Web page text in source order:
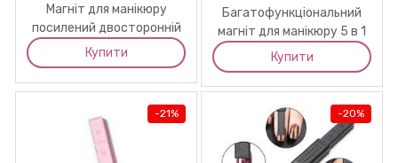
Магніт для манікюру
посилений двосторонній
трубочка
Купити
Багатофункціональний
магніт для манікюру 5 в 1
Купити
-21% -20%